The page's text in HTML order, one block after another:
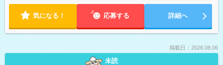
気になる！ 応募する 詳細へ
掲載日：2026.08.06
未読